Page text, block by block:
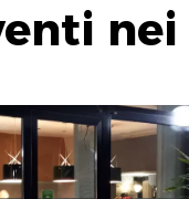
nei